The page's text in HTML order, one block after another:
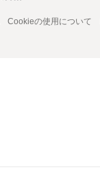
Cookieの使用について